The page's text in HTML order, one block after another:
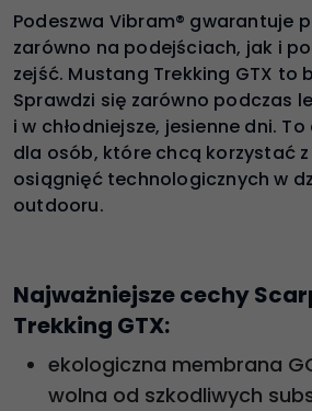
Podeszwa Vibram® gwarantuje
zarówno na podejściach, jak i
zejść. Mustang Trekking GTX to
Sprawdzi się zarówno podczas
i w chłodniejsze, jesienne dni.
dla osób, które chcą korzystać
osiągnięć technologicznych w
outdooru.
Najważniejsze cechy
Trekking GTX:
ekologiczna membrana
wolna od szkodliwych